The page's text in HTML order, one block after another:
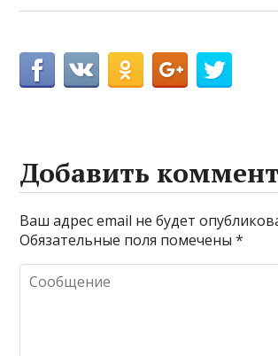
Добавить
Ваш адрес email не будет
Обязательные поля помечены*